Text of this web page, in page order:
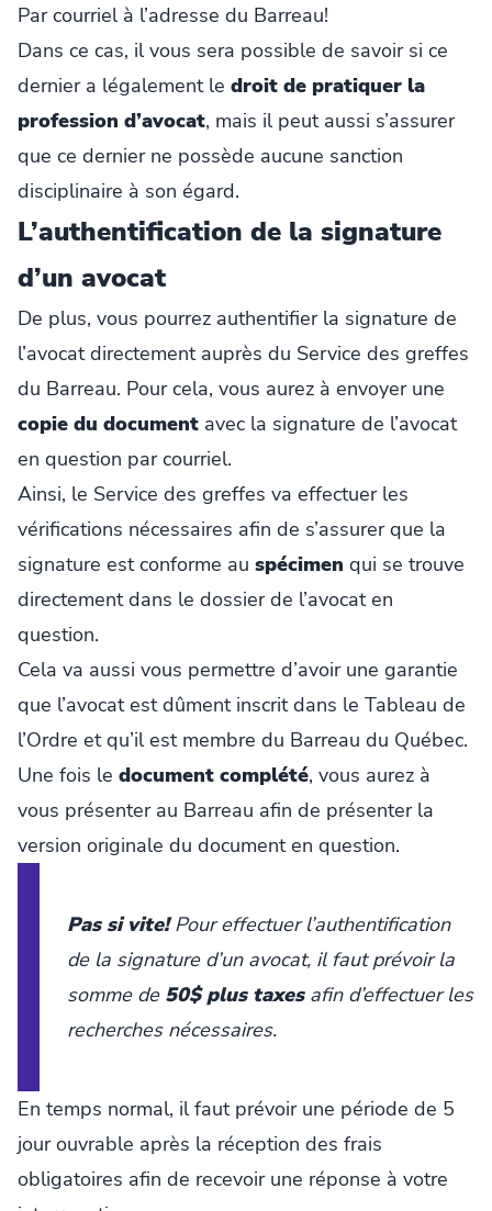
Par courriel à l’adresse du Barreau!
Dans ce cas, il vous sera possible de savoir si ce
dernier a légalement le droit de pratiquer la
profession d’avocat, mais il peut aussi s’assurer
que ce dernier ne possède aucune sanction
disciplinaire à son égard.
L’authentification de la signature
d’un avocat
De plus, vous pourrez authentifier la signature de
l’avocat directement auprès du Service des greffes
du Barreau. Pour cela, vous aurez à envoyer une
copie du document avec la signature de l’avocat
en question par courriel.
Ainsi, le Service des greffes va effectuer les
vérifications nécessaires afin de s’assurer que la
signature est conforme au spécimen qui se trouve
directement dans le dossier de l’avocat en
question.
Cela va aussi vous permettre d’avoir une garantie
que l’avocat est dûment inscrit dans le Tableau de
l’Ordre et qu’il est membre du Barreau du Québec.
Une fois le document complété, vous aurez à
vous présenter au Barreau afin de présenter la
version originale du document en question.
Pas si vite!Pour effectuer l’authentification
de la signature d’un avocat, il faut prévoir la
somme de 50$ plus taxesafin d’effectuer les
recherches nécessaires.
En temps normal, il faut prévoir une période de 5
jour ouvrable après la réception des frais
obligatoires afin de recevoir une réponse à votre